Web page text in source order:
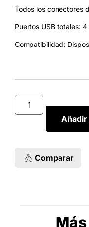
Todos los conectores
Puertos USB totales: 4
Compatibilidad:
Comparar